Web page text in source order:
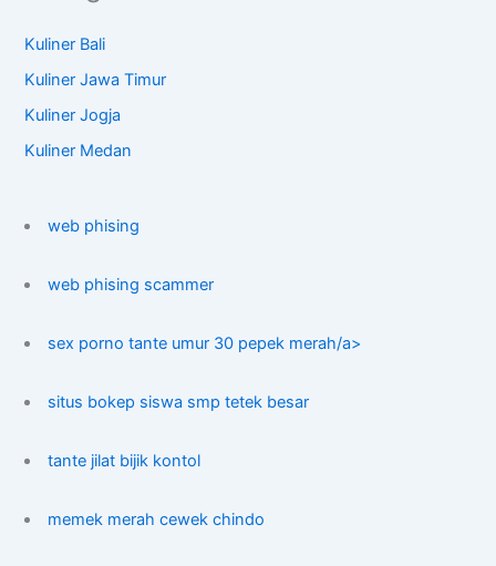
Kuliner Bali
Kuliner Jawa Timur
Kuliner Jogja
Kuliner Medan
web phising
web phising scammer
sex porno tante umur 30 pepek merah/a>
situs bokep siswa smp tetek besar
tante jilat bijik kontol
memek merah cewek chindo